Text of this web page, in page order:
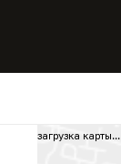
загрузка карты...